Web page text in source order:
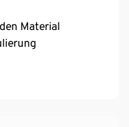
Material
und
Plus-Ausrüstung